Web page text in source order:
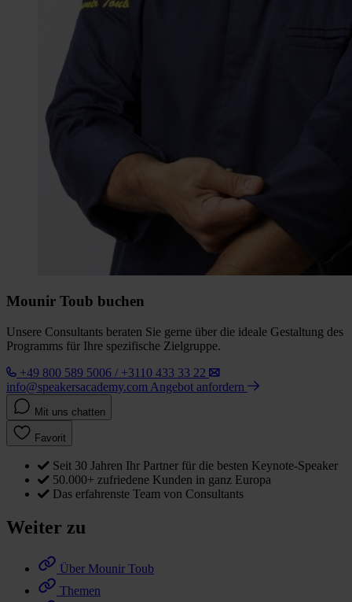
Mounir Toub buchen
Unsere Consultants beraten Sie gerne über die ideale Gestaltung des
Programms für Ihre spezifische Zielgruppe.
+49 800 589 5006 / +3110 433 33 22
info@speakersacademy.com Angebot anfordern
Mit uns chatten
Favorit
Seit 30 Jahren Ihr Partner für die besten Keynote-Speaker
50.000+ zufriedene Kunden in ganz Europa
Das erfahrenste Team von Consultants
Weiter zu
Über Mounir Toub
Themen